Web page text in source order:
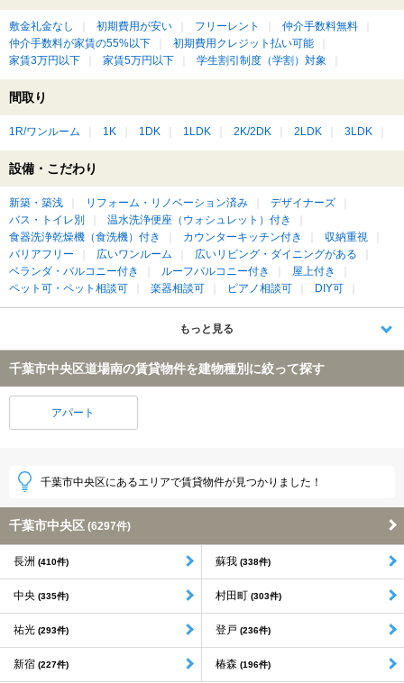
敷金礼金なし 初期費用が安い フリーレント
仲介手数料無料
仲介手数料が家賃の55%以下
初期費用クレジット払い可能
家賃3万円以下
家賃5万円以下 学生割引制度（学割）対象
間取り
1R/ワンルーム 1K 1DK 1LDK 2K/2DK 2LDK 3LDK
設備・こだわり
新築・築浅 リフォーム・リノベーション済み
デザイナーズ
バス・トイレ別
温水洗浄便座（ウォシュレット）付き
食器洗浄乾燥機（食洗機）付き
カウンターキッチン付き
収納重視
バリアフリー
広いワンルーム
広いリビング・ダイニングがある
ベランダ・バルコニー付き
ルーフバルコニー付き
屋上付き
ペット可・ペット相談可
楽器相談可 ピアノ相談可 DIY可
もっと見る
千葉市中央区道場南の賃貸物件を建物種別に絞って探す
アパート
千葉市中央区にあるエリアで賃貸物件が見つかりました！
千葉市中央区 (6297件)
長洲 (410件) 蘇我 (338件)
中央 (335件) 村田町 (303件)
祐光 (293件) 登戸 (236件)
新宿 (227件) 椿森 (196件)